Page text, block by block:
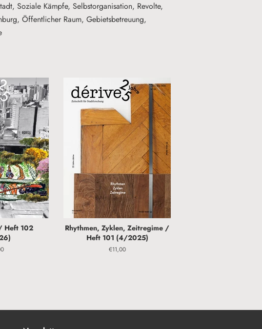
Soziale Kämpfe, Selbstorganisation, Revolte,
Öffentlicher Raum, Gebietsbetreuung,
Heft 102
Rhythmen, Zyklen, Zeitregime /
Heft 101 (4/2025)
Normaler
€11,00